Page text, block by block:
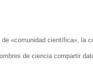
«comunidad científica», la
de ciencia compartir